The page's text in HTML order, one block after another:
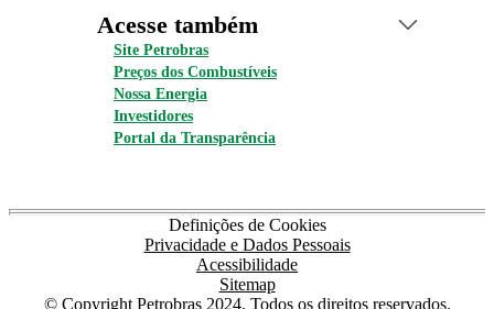
Acesse também
Site Petrobras
Preços dos Combustíveis
Nossa Energia
Investidores
Portal da Transparência
Definições de Cookies
Privacidade e Dados Pessoais
Acessibilidade
Sitemap
© Copyright Petrobras 2024. Todos os direitos reservados.